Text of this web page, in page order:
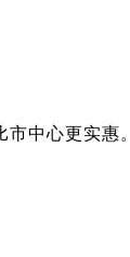
中心更实惠。